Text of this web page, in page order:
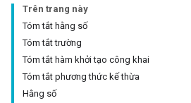
Trên trang này
Tóm tắt hằng số
Tóm tắt trường
Tóm tắt hàm khởi tạo công khai
Tóm tắt phương thức kế thừa
Hằng số